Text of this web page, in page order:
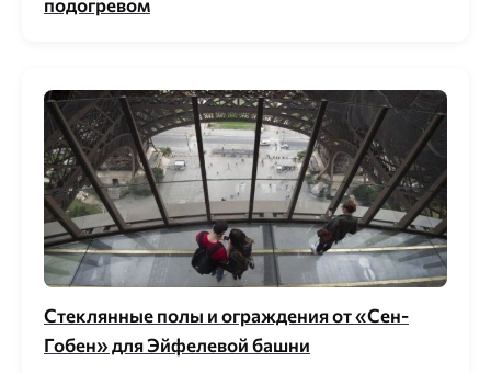
Стеклянные полы и ограждения от «Сен-
Гобен» для Эйфелевой башни